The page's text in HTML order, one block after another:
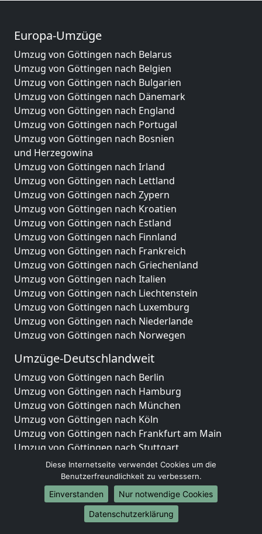
Europa-Umzüge
Umzug von Göttingen nach Belarus
Umzug von Göttingen nach Belgien
Umzug von Göttingen nach Bulgarien
Umzug von Göttingen nach Dänemark
Umzug von Göttingen nach England
Umzug von Göttingen nach Portugal
Umzug von Göttingen nach Bosnien
und Herzegowina
Umzug von Göttingen nach Irland
Umzug von Göttingen nach Lettland
Umzug von Göttingen nach Zypern
Umzug von Göttingen nach Kroatien
Umzug von Göttingen nach Estland
Umzug von Göttingen nach Finnland
Umzug von Göttingen nach Frankreich
Umzug von Göttingen nach Griechenland
Umzug von Göttingen nach Italien
Umzug von Göttingen nach Liechtenstein
Umzug von Göttingen nach Luxemburg
Umzug von Göttingen nach Niederlande
Umzug von Göttingen nach Norwegen
Umzüge-Deutschlandweit
Umzug von Göttingen nach Berlin
Umzug von Göttingen nach Hamburg
Umzug von Göttingen nach München
Umzug von Göttingen nach Köln
Umzug von Göttingen nach Frankfurt am Main
Umzug von Göttingen nach Stuttgart
Umzug von Göttingen nach Düsseldorf
Umzug von Göttingen nach Leipzig
Umzug von Göttingen nach Dortmund
Umzug von Göttingen nach Essen
Umzug von Göttingen nach Bremen
Diese Internetseite verwendet Cookies um die
Benutzerfreundlichkeit zu verbessern.
Einverstanden
Nur notwendige Cookies
Datenschutzerklärung